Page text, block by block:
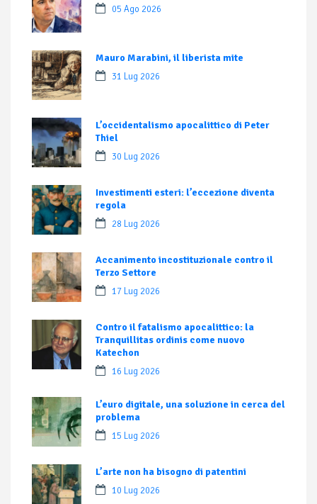
05 Ago 2026
Mauro Marabini, il liberista mite
31 Lug 2026
L’occidentalismo apocalittico di Peter
Thiel
30 Lug 2026
Investimenti esteri: l’eccezione diventa
regola
28 Lug 2026
Accanimento incostituzionale contro il
Terzo Settore
17 Lug 2026
Contro il fatalismo apocalittico: la
Tranquillitas ordinis come nuovo
Katechon
16 Lug 2026
L’euro digitale, una soluzione in cerca del
problema
15 Lug 2026
L’arte non ha bisogno di patentini
10 Lug 2026